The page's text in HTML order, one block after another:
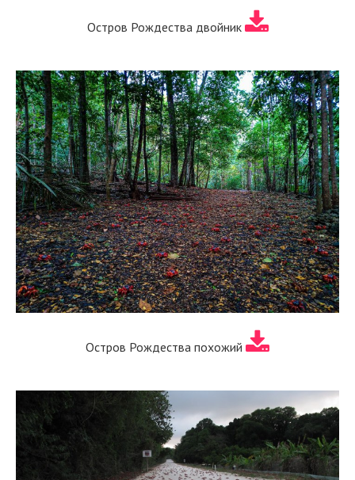
Остров Рождества двойник
Остров Рождества похожий